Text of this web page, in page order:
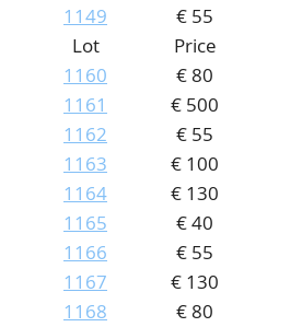
1149
€ 55
Lot
Price
1160
€ 80
1161
€ 500
1162
€ 55
1163
€ 100
1164
€ 130
1165
€ 40
1166
€ 55
1167
€ 130
1168
€ 80